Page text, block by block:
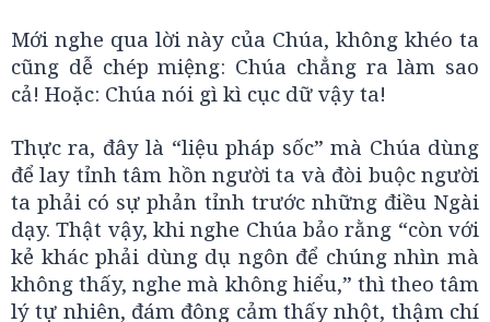
Mới nghe qua lời này của Chúa, không khéo ta
cũng dễ chép miệng: Chúa chẳng ra làm sao
cả! Hoặc: Chúa nói gì kì cục dữ vậy ta!
Thực ra, đây là “liệu pháp sốc” mà Chúa dùng
để lay tỉnh tâm hồn người ta và đòi buộc người
ta phải có sự phản tỉnh trước những điều Ngài
dạy. Thật vậy, khi nghe Chúa bảo rằng “còn với
kẻ khác phải dùng dụ ngôn để chúng nhìn mà
không thấy, nghe mà không hiểu,” thì theo tâm
lý tự nhiên, đám đông cảm thấy nhột, thậm chí